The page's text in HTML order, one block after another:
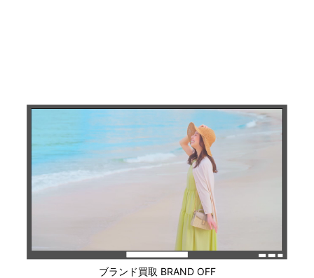
ブランド買取 BRAND OFF